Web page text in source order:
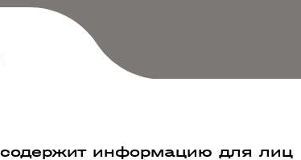
информацию для лиц